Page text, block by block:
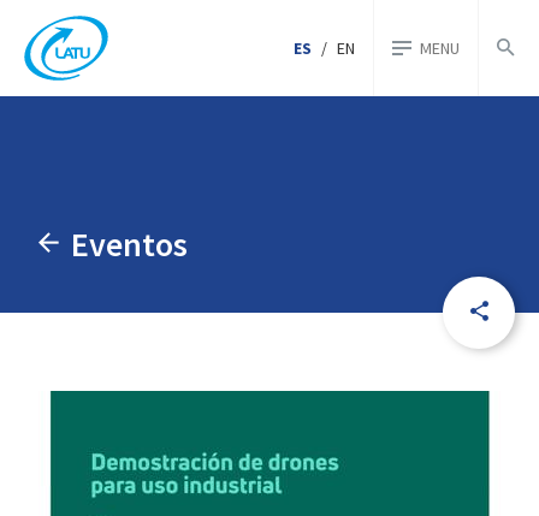
ES / EN MENU
Eventos